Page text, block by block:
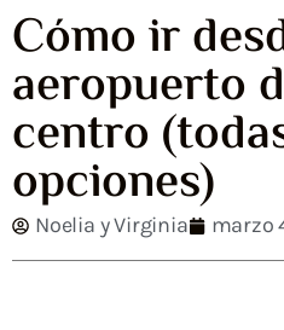
Cómo ir
aeropuerto
centro
opciones)
Noelia y Virginia marzo